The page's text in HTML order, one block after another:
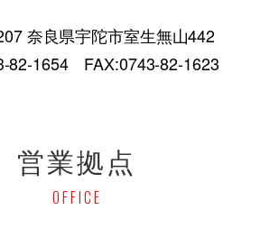
奈良県宇陀市室生無山442
82-1654 FAX:0743-82-1623
営業拠点
OFFICE